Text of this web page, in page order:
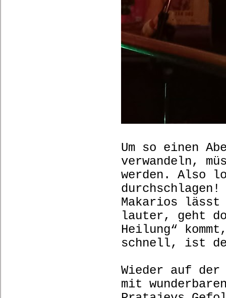
Um so einen
verwandeln,
werden. Also
Makarios lässt
lauter, geht
Heilung“
schnell, ist der
Wieder auf
mit